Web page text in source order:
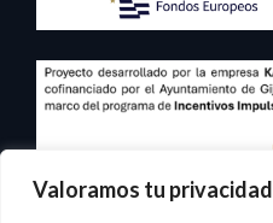
Valoramos tu privacidad